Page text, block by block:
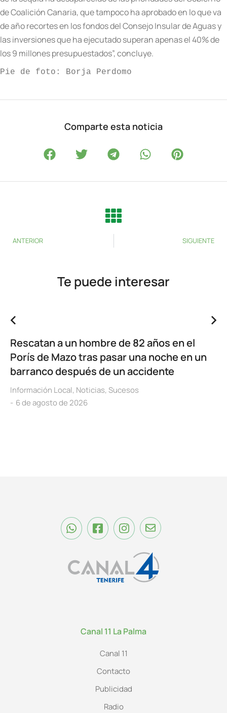
de Coalición Canaria, que tampoco ha aprobado en lo que va
de año recortes en los fondos del Consejo Insular de Aguas y
las inversiones que ha ejecutado superan apenas el 40% de
los 9 millones presupuestados”, concluye.
Pie de foto: Borja Perdomo
Comparte esta noticia
ANTERIOR SIGUIENTE
Te puede interesar
Rescatan a un hombre de 82 años en el
Porís de Mazo tras pasar una noche en un
barranco después de un accidente
Información Local, Noticias, Sucesos
6 de agosto de 2026
Canal 11 La Palma
Canal 11
Contacto
Publicidad
Radio